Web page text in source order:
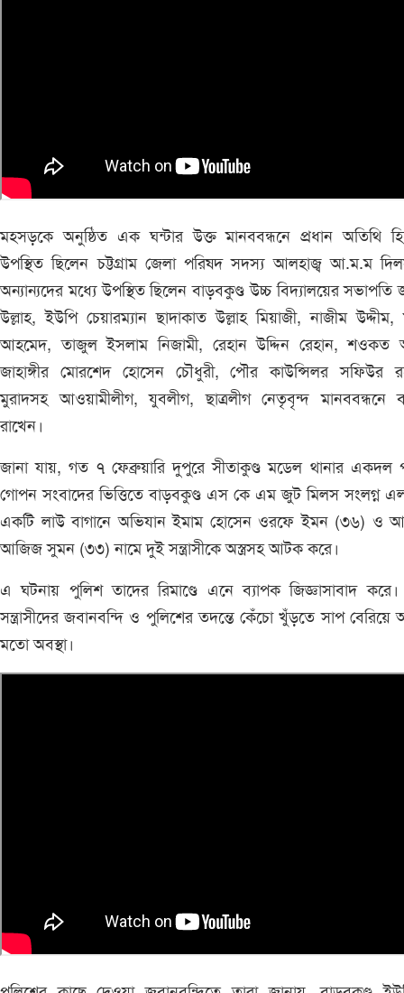
মহসড়কে অনুষ্ঠিত এক ঘন্টার উক্ত মানববন্ধনে প্রধান অতিথি
উপস্থিত ছিলেন চট্টগ্রাম জেলা পরিষদ সদস্য আলহাজ্ব আ.ম.ম
অন্যান্যদের মধ্যে উপস্থিত ছিলেন বাড়বকুণ্ড উচ্চ বিদ্যালয়ের সভাপতি
উল্লাহ, ইউপি চেয়ারম্যান ছাদাকাত উল্লাহ মিয়াজী, নাজীম উদ্দীম,
আহমেদ, তাজুল ইসলাম নিজামী, রেহান উদ্দিন রেহান, শওকত
জাহাঙ্গীর মোরশেদ হোসেন চৌধুরী, পৌর কাউন্সিলর সফিউর
মুরাদসহ আওয়ামীলীগ, যুবলীগ, ছাত্রলীগ নেতৃবৃন্দ মানববন্ধনে
রাখেন।
জানা যায়, গত ৭ ফেব্রুয়ারি দুপুরে সীতাকুণ্ড মডেল থানার একদল
গোপন সংবাদের ভিত্তিতে বাড়বকুণ্ড এস কে এম জুট মিলস সংলগ্ন
একটি লাউ বাগানে অভিযান ইমাম হোসেন ওরফে ইমন (৩৬) ও
আজিজ সুমন (৩৩) নামে দুই সন্ত্রাসীকে অস্ত্রসহ আটক করে।
এ ঘটনায় পুলিশ তাদের রিমাণ্ডে এনে ব্যাপক জিজ্ঞাসাবাদ করে।
সন্ত্রাসীদের জবানবন্দি ও পুলিশের তদন্তে কেঁচো খুঁড়তে সাপ বেরিয়ে
মতো অবস্থা।